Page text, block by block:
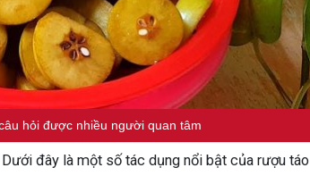
hỏi được nhiều người quan tâm
đây là một số tác dụng nổi bật của rượu táo